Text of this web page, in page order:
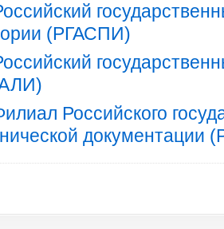
(РГАСПИ)
Российского
документации